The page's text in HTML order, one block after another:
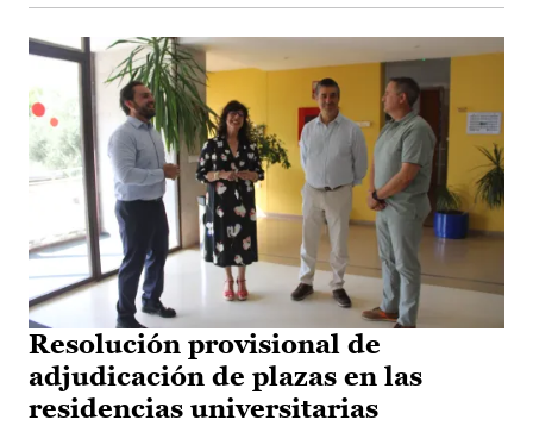
Resolución provisional de
adjudicación de plazas en las
residencias universitarias